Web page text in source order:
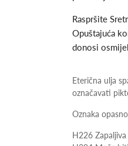
Raspršite
Opuštajuća
donosi
Eterična ulja
označavati
Oznaka
H226